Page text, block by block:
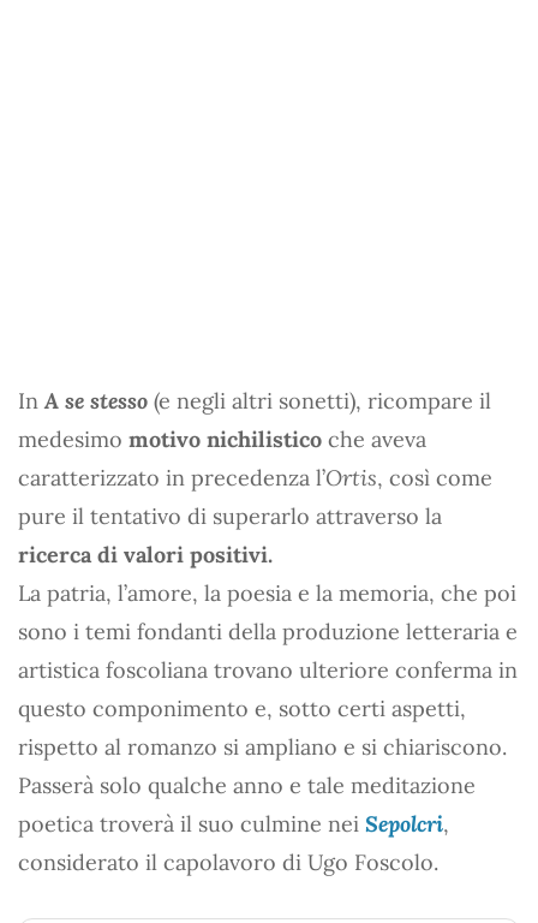
InA se stesso (e negli altri sonetti), ricompare il
medesimo motivo nichilistico che aveva
caratterizzato in precedenza l’Ortis, così come
pure il tentativo di superarlo attraverso la
ricerca di valori positivi.
La patria, l’amore, la poesia e la memoria, che poi
sono i temi fondanti della produzione letteraria e
artistica foscoliana trovano ulteriore conferma in
questo componimento e, sotto certi aspetti,
rispetto al romanzo si ampliano e si chiariscono.
Passerà solo qualche anno e tale meditazione
poetica troverà il suo culmine nei Sepolcri,
considerato il capolavoro di Ugo Foscolo.